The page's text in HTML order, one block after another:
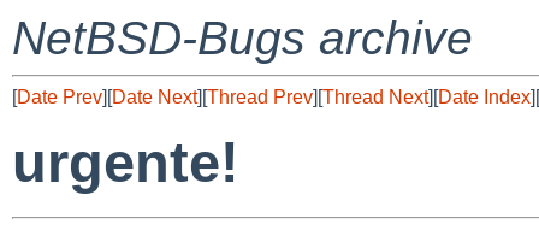
NetBSD-Bugs archive
[Date Prev][Date Next][Thread Prev][Thread Next][Date Index][
urgente!